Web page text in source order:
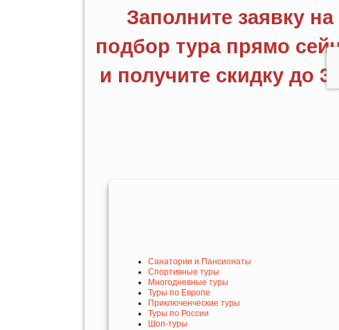
Санатории и Пансионаты
Спортивные туры
Многодневные туры
Туры по Европе
Приключенческие туры
Туры по России
Шоп-туры